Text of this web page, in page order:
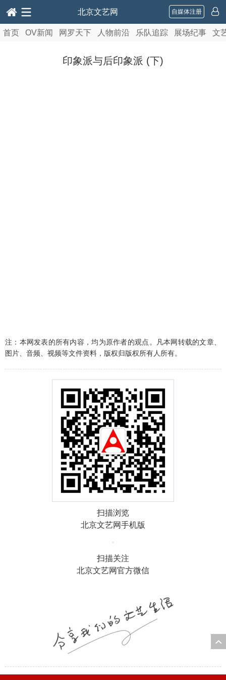
北京文艺网 自媒体注册
首页 OV新闻 网罗天下 人物前沿 乐队追踪 展场纪事 文
印象派与后印象派 (下)
注：本网发表的所有内容，均为原作者的观点。凡本网转载的文章、
图片、音频、视频等文件资料，版权归版权所有人所有。
扫描浏览
北京文艺网手机版
扫描关注
北京文艺网官方微信